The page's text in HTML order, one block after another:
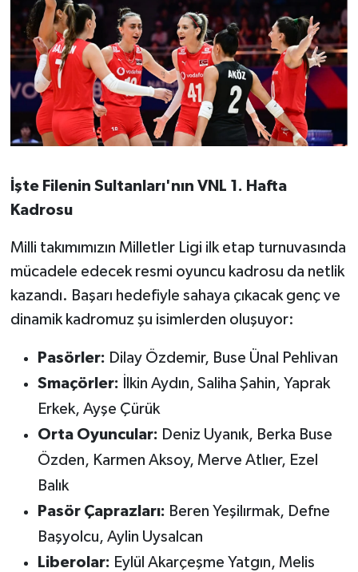
İşte Filenin Sultanları'nın VNL 1. Hafta
Kadrosu
Milli takımımızın Milletler Ligi ilk etap turnuvasında
mücadele edecek resmi oyuncu kadrosu da netlik
kazandı. Başarı hedefiyle sahaya çıkacak genç ve
dinamik kadromuz şu isimlerden oluşuyor:
Pasörler: Dilay Özdemir, Buse Ünal Pehlivan
Smaçörler: İlkin Aydın, Saliha Şahin, Yaprak
Erkek, Ayşe Çürük
Orta Oyuncular: Deniz Uyanık, Berka Buse
Özden, Karmen Aksoy, Merve Atlıer, Ezel
Balık
Pasör Çaprazları: Beren Yeşilırmak, Defne
Başyolcu, Aylin Uysalcan
Liberolar: Eylül Akarçeşme Yatgın, Melis